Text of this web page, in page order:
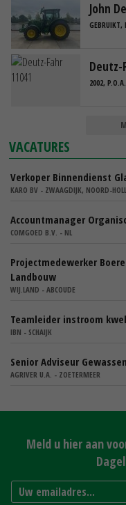
John
GEBRUIKT,
Deutz-
2002, P.O.A.
VACATURES
Verkoper Binnendienst
KARO BV - ZWAAGDIJK, NOORD-
Accountmanager
COMGOED B.V. - NL
Projectmedewerker
Landbouw
WIJ.LAND - ABCOUDE
Teamleider instroom
IBN - SCHAIJK
Senior Adviseur
AGRIVER U.A. - ZOETERMEER
Meld u hier aan